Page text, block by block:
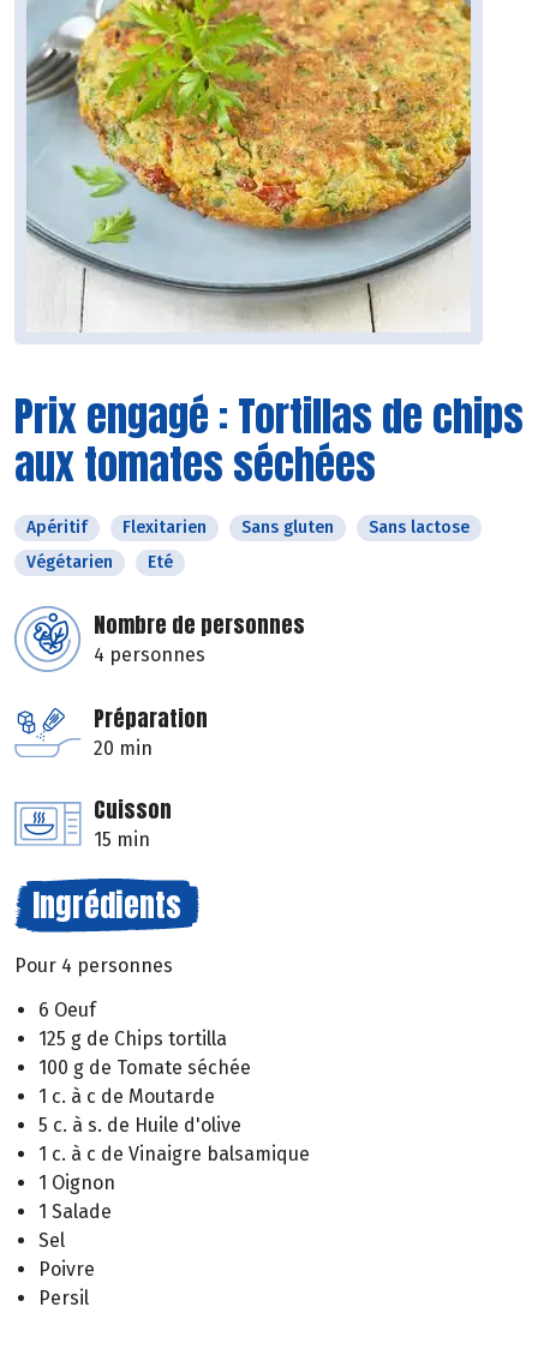
Prix engagé : Tortillas de chips
aux tomates séchées
Apéritif Flexitarien Sans gluten
Sans lactose
Végétarien
Eté
Nombre de personnes
4 personnes
Préparation
20 min
Cuisson
15 min
Ingrédients
Pour 4 personnes
6 Oeuf
125 g de Chips tortilla
100 g de Tomate séchée
1 c. à c de Moutarde
5 c. à s. de Huile d'olive
1 c. à c de Vinaigre balsamique
1 Oignon
1 Salade
Sel
Poivre
Persil